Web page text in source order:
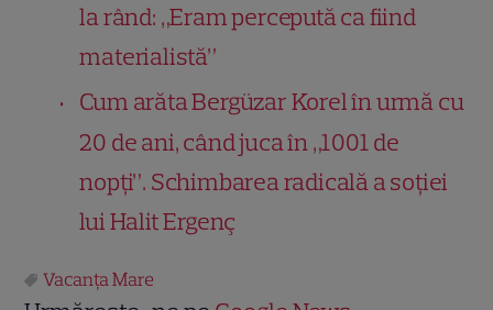
la rând: „Eram percepută ca fiind
materialistă”
Cum arăta Bergüzar Korel în urmă cu
20 de ani, când juca în „1001 de
nopți”. Schimbarea radicală a soției
lui Halit Ergenç
Vacanța Mare